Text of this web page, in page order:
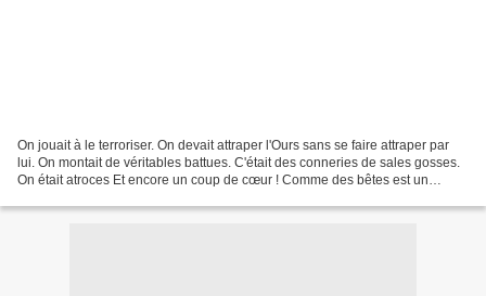
On jouait à le terroriser. On devait attraper l'Ours sans se faire attraper par
lui. On montait de véritables battues. C'était des conneries de sales gosses.
On était atroces Et encore un coup de cœur ! Comme des bêtes est un